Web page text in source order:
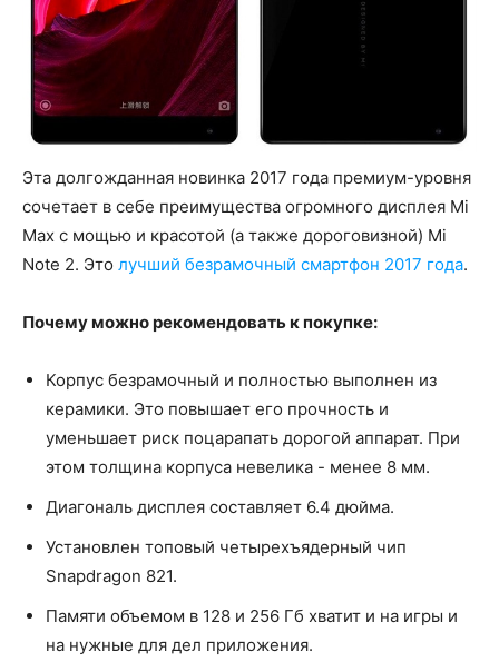
Эта долгожданная новинка 2017 года премиум-уровня
сочетает в себе преимущества огромного дисплея Mi
Max с мощью и красотой (а также дороговизной) Mi
Note 2. Это лучший безрамочный смартфон 2017 года.
Почему можно рекомендовать к покупке:
Корпус безрамочный и полностью выполнен из
керамики. Это повышает его прочность и
уменьшает риск поцарапать дорогой аппарат. При
этом толщина корпуса невелика - менее 8 мм.
Диагональ дисплея составляет 6.4 дюйма.
Установлен топовый четырехъядерный чип
Snapdragon 821.
Памяти объемом в 128 и 256 Гб хватит и на игры и
на нужные для дел приложения.